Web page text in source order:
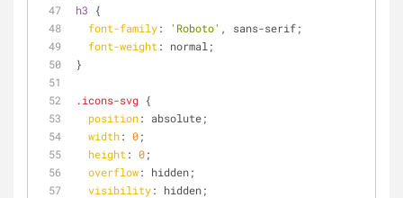
h3 {
font-family: 'Roboto' , sans-serif;
font-weight : normal;
}
.icons-svg {
position: absolute;
width: 0;
height : 0;
overflow: hidden;
visibility: hidden;